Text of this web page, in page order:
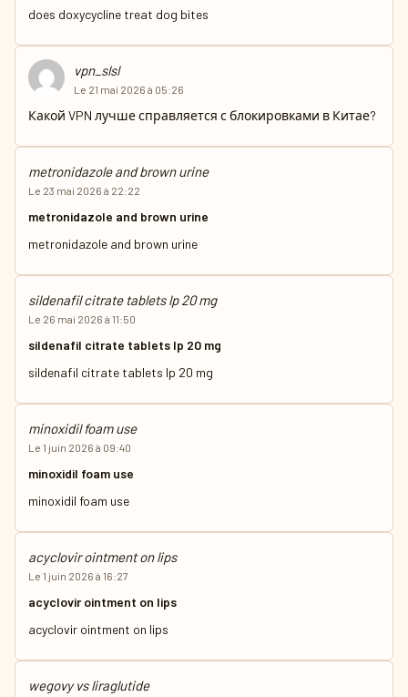
does doxycycline treat dog bites
vpn_slsl
Le 21 mai 2026 à 05:26
Какой VPN лучше справляется с блокировками в Китае?
metronidazole and brown urine
Le 23 mai 2026 à 22:22
metronidazole and brown urine
metronidazole and brown urine
sildenafil citrate tablets lp 20 mg
Le 26 mai 2026 à 11:50
sildenafil citrate tablets lp 20 mg
sildenafil citrate tablets lp 20 mg
minoxidil foam use
Le 1 juin 2026 à 09:40
minoxidil foam use
minoxidil foam use
acyclovir ointment on lips
Le 1 juin 2026 à 16:27
acyclovir ointment on lips
acyclovir ointment on lips
wegovy vs liraglutide